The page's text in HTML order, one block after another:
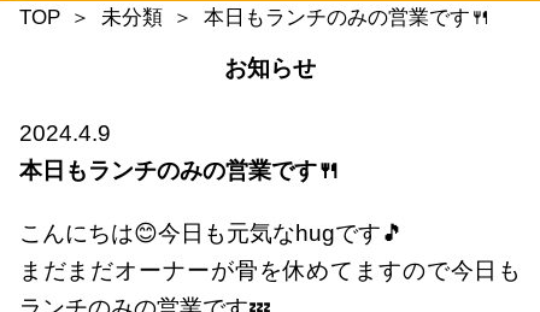
TOP 未分類 本日もランチのみの営業です🍴
お知らせ
2024.4.9
本日もランチのみの営業です🍴
こんにちは😊今日も元気なhugです🎵
まだまだオーナーが骨を休めてますので今日も